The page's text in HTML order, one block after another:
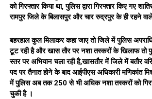
को गिरफ्तार किया था, पुलिस द्वारा गिरफ्तार किए गए
रामपुर जिले के बिलासपुर और चार रुद्रपुर के ही रहने
बहरहाल कुल मिलाकर कहा जाए तो जिले में पुलिस
टूट रही है और खास तौर पर नशा तस्करों के खिलाफ तो
स्तर पर अभियान चला रही है,खासतौर में जिले में बतौर
पद पर तैनात होने के बाद आईपीएस अधिकारी मणिकांत
में पुलिस अब तक 250 से भी अधिक नशा तस्करों को
चुकी है ।